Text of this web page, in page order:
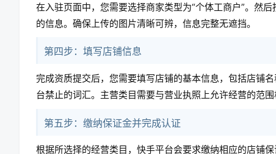
在入驻页面中，您需要选择商家类型为“个体工商户”。然
的信息。确保上传的图片清晰可辨，信息完整无遮挡。
第四步：填写店铺信息
完成资质提交后，您需要填写店铺的基本信息，包括店铺
台禁止的词汇。主营类目需要与营业执照上允许经营的范围
第五步：缴纳保证金并完成认证
根据所选择的经营类目，快手平台会要求缴纳相应的店铺